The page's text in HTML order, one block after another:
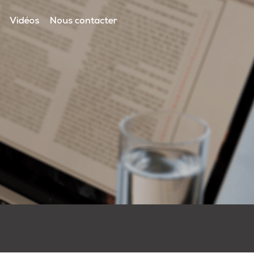
Vidéos Nous contacter